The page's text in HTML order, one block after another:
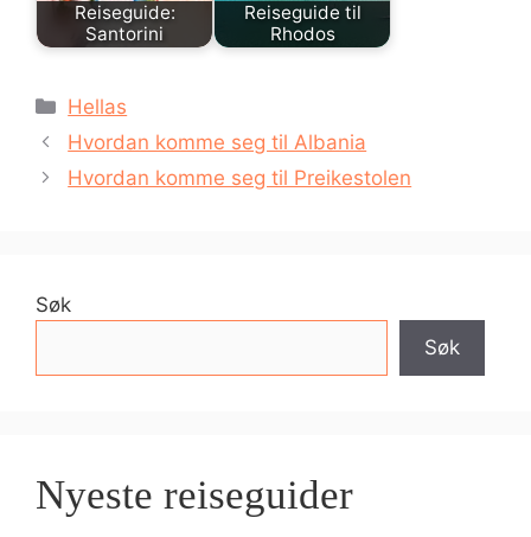
Reiseguide:
Santorini
Reiseguide til
Rhodos
Kategorier
Hellas
Hvordan komme seg til Albania
Hvordan komme seg til Preikestolen
Søk
Søk
Nyeste reiseguider